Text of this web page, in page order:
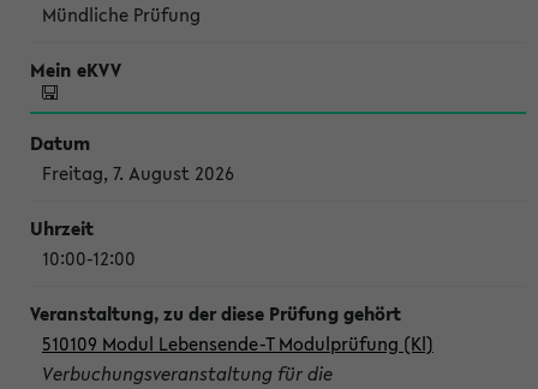
Mündliche Prüfung
Freitag, 7. August 2026
10:00-12:00
510109 Modul Lebensende-T Modulprüfung (Kl)
Verbuchungsveranstaltung für die